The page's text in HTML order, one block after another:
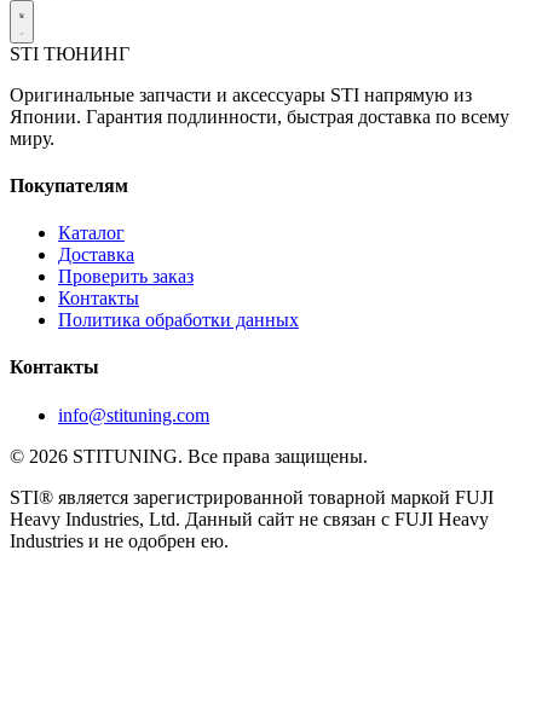
STI ТЮНИНГ
Оригинальные запчасти и аксессуары STI напрямую из
Японии. Гарантия подлинности, быстрая доставка по всему
миру.
Покупателям
Каталог
Доставка
Проверить заказ
Контакты
Политика обработки данных
Контакты
info@stituning.com
© 2026 STITUNING. Все права защищены.
STI® является зарегистрированной товарной маркой FUJI
Heavy Industries, Ltd. Данный сайт не связан с FUJI Heavy
Industries и не одобрен ею.